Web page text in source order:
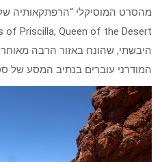
היבשתי, שהונח באזור הרבה
המודרני עוברים בנתיב המסע של